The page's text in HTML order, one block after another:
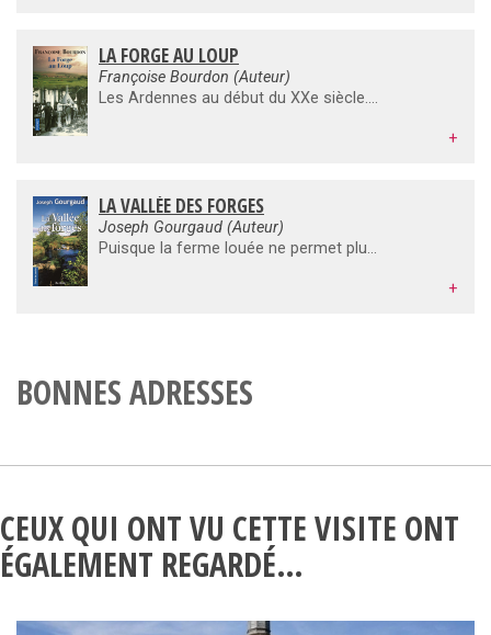
LA FORGE AU LOUP
Françoise Bourdon (Auteur)
Les Ardennes au début du XXe siècle. Hermine a juste vingt ans lorsqu'elle épouse Séverin et part vivre à la Lombarde, la propriété familiale où règne en maîtresse absolue la redoutable Mme Lecœur. La jeune femme se passionne rapidement pour la Forge au Loup, la prospère fabrique de boulonnerie que dirige sa belle-mère. À la mort de celle-ci, Hermine reprend seule les commandes de l'usine. Elle doit alors affronter les tourments d'un destin marqué par la guerre, la trahison et les amours manquées, portée par cette passion qui l'anime pour sa terre, sa maison et les siens...
+
LA VALLÉE DES FORGES
Joseph Gourgaud (Auteur)
Puisque la ferme louée ne permet plus de faire vivre sa famille. Pierre décide de partir en ville se faire embaucher à la fabrique de faux. Seul d'abord, il est rejoint par sa famille. Dans la vallée des forges, Pierre se prend à aimer ce métier, Marie vit le quotidien d'une épouse d'ouvrier, les enfants grandissent et continuent leurs études. On vit dans de meilleures conditions, mais il y a un prix à payer : une vie de famille bouleversée par les horaires, le bruit, la vie qui passe au rythme de la sirène.
+
BONNES ADRESSES
CEUX QUI ONT VU CETTE VISITE ONT
ÉGALEMENT REGARDÉ…